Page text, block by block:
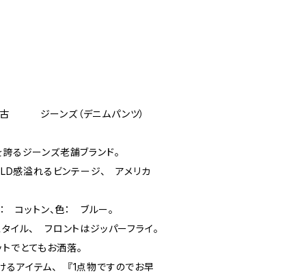
ジーンズ（デニムパンツ）
るジーンズ老舗ブランド。
感溢れるビンテージ、 アメリカ
コットン、色： ブルー。
イル、 フロントはジッパーフライ。
でとてもお洒落。
るアイテム、 『1点物ですのでお早